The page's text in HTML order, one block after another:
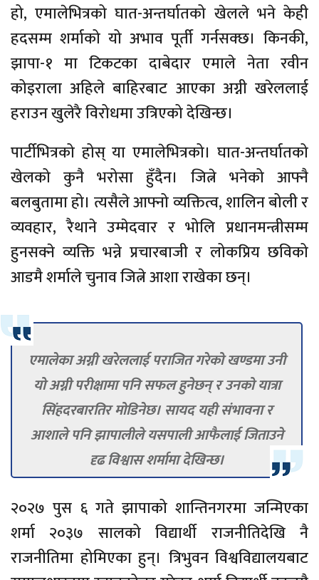
हो, एमालेभित्रको घात-अन्तर्घातको खेलले भने केही
हदसम्म शर्माको यो अभाव पूर्ती गर्नसक्छ। किनकी,
झापा-१ मा टिकटका दाबेदार एमाले नेता रवीन
कोइराला अहिले बाहिरबाट आएका अग्नी खरेललाई
हराउन खुलेरै विरोधमा उत्रिएको देखिन्छ।
पार्टीभित्रको होस् या एमालेभित्रको। घात-अन्तर्घातको
खेलको कुनै भरोसा हुँदैन। जित्ने भनेको आफ्नै
बलबुतामा हो। त्यसैले आफ्नो व्यक्तित्व, शालिन बोली र
व्यवहार, रैथाने उम्मेदवार र भोलि प्रधानमन्त्रीसम्म
हुनसक्ने व्यक्ति भन्ने प्रचारबाजी र लोकप्रिय छविको
आडमै शर्माले चुनाव जित्ने आशा राखेका छन्।
एमालेका अग्नी खरेललाई पराजित गरेको खण्डमा उनी
यो अग्नी परीक्षामा पनि सफल हुनेछन् र उनको यात्रा
सिंहदरबारतिर मोडिनेछ। सायद यही संभावना र
आशाले पनि झापालीले यसपाली आफैलाई जिताउने
दृढ विश्वास शर्मामा देखिन्छ।
२०२७ पुस ६ गते झापाको शान्तिनगरमा जन्मिएका
शर्मा २०३७ सालको विद्यार्थी राजनीतिदेखि नै
राजनीतिमा होमिएका हुन्। त्रिभुवन विश्वविद्यालयबाट